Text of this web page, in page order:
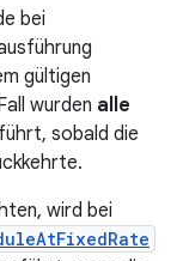
bei
gültigen
wurden alle
sobald die
wird bei